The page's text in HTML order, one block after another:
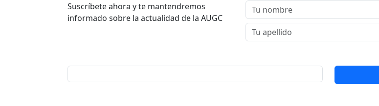
Suscríbete ahora y te mantendremos
informado sobre la actualidad de la AUGC